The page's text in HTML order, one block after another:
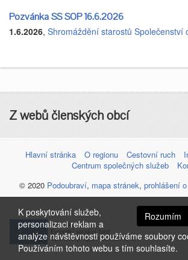
Pozvánka SS SOP 16.6.2026
1.6.2026, Shromáždění starostů Společenství
Z webů členských obcí
Hlavní stránka O regionu Cestovní ruch
Centrum společných služeb
© 2020 Podoubraví, mapa stránek, prohlášení
Rozumím
K poskytování služeb,
personalizaci reklam a
analýze návštěvnosti používáme soubory
Používáním tohoto webu s tím souhlasíte.